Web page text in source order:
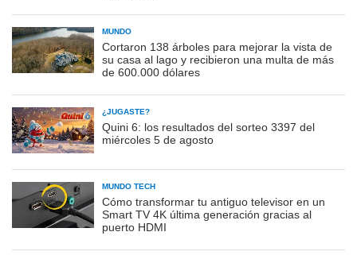
MUNDO
Cortaron 138 árboles para mejorar la vista de
su casa al lago y recibieron una multa de más
de 600.000 dólares
¿JUGASTE?
Quini 6: los resultados del sorteo 3397 del
miércoles 5 de agosto
MUNDO TECH
Cómo transformar tu antiguo televisor en un
Smart TV 4K última generación gracias al
puerto HDMI